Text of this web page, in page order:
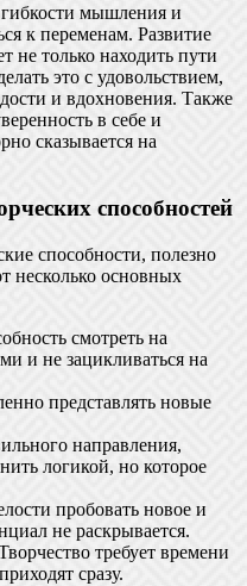
мышления и
к переменам. Развитие
не только находить пути
это с удовольствием,
и вдохновения. Также
в себе и
сказывается на
способностей
способности, полезно
несколько основных
смотреть на
и не зацикливаться на
представлять новые
направления,
логикой, но которое
пробовать новое и
не раскрывается.
требует времени
сразу.